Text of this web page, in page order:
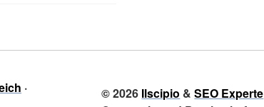
© 2026 Ilscipio &SEO Experte